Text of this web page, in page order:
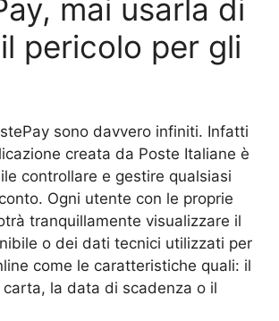
mai usarla di
pericolo per gli
sono davvero infiniti. Infatti
creata da Poste Italiane è
controllare e gestire qualsiasi
Ogni utente con le proprie
tranquillamente visualizzare il
o dei dati tecnici utilizzati per
come le caratteristiche quali: il
la data di scadenza o il